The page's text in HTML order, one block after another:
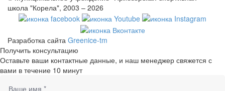
школа "Корела", 2003 – 2026
Разработка сайта Greenice-tm
Получить консультацию
Оставьте ваши контактные данные, и наш менеджер свяжется с
вами в течение 10 минут